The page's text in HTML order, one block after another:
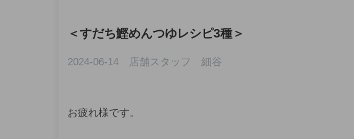
＜すだち鰹めんつゆレシピ3種 ＞
2024-06-14 店舗スタッフ 細谷
お疲れ様です。